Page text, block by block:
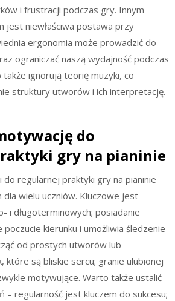
i frustracji podczas gry. Innym
jest niewłaściwa postawa przy
ergonomia może prowadzić do
ograniczać naszą wydajność podczas
ignorują teorię muzyki, co
struktury utworów i ich interpretację.
do
gry na pianinie
do regularnej praktyki gry na pianinie
wielu uczniów. Kluczowe jest
i długoterminowych; posiadanie
kierunku i umożliwia śledzenie
od prostych utworów lub
które są bliskie sercu; granie ulubionej
motywujące. Warto także ustalić
– regularność jest kluczem do sukcesu;